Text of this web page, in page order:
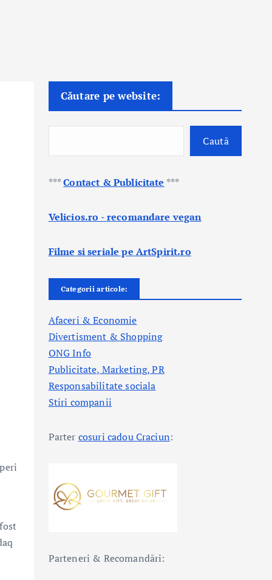
Căutare pe website:
Caută
***Contact & Publicitate ***
Velicios.ro - recomandare vegan
Filme si seriale pe ArtSpirit.ro
Categorii articole:
Afaceri & Economie
Divertisment & Shopping
ONG Info
Publicitate, Marketing, PR
Responsabilitate sociala
Stiri companii
Parter cosuri cadou Craciun:
Parteneri & Recomandări: